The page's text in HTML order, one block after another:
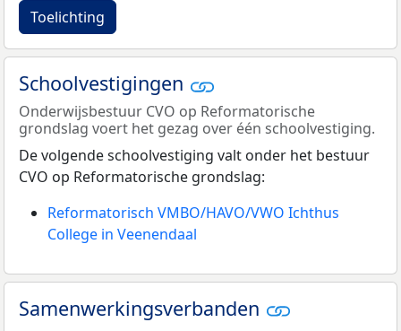
Toelichting
Schoolvestigingen
Onderwijsbestuur CVO op Reformatorische
grondslag voert het gezag over één schoolvestiging.
De volgende schoolvestiging valt onder het bestuur
CVO op Reformatorische grondslag:
Reformatorisch VMBO/HAVO/VWO Ichthus
College in Veenendaal
Samenwerkingsverbanden